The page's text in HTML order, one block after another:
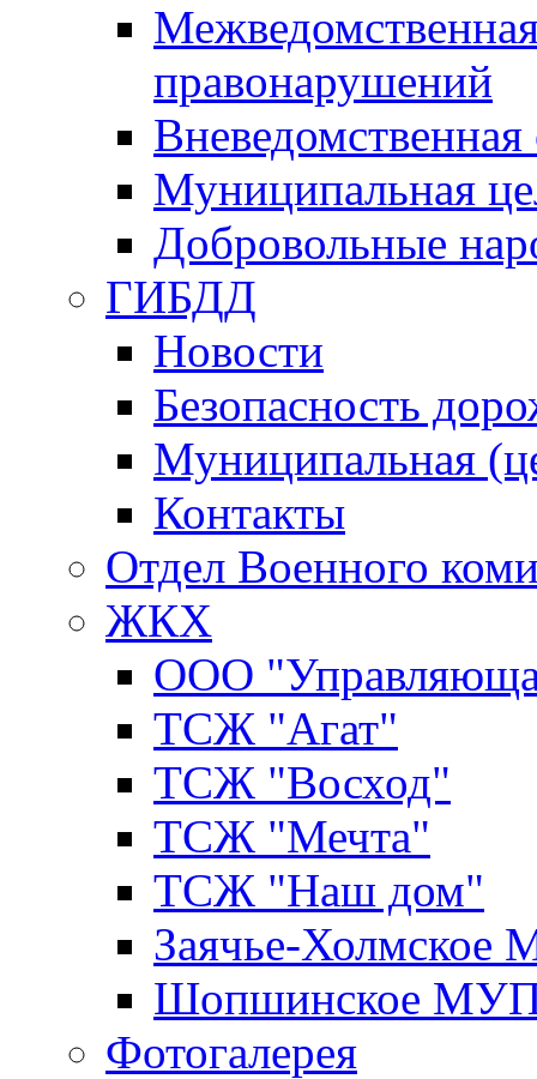
правонарушений
Вневедомственная
Муниципальная
Добровольные
ГИБДД
Новости
Безопасность
Муниципальная
Контакты
Отдел Военного
ЖКХ
ООО
ТСЖ "Агат"
ТСЖ "Восход"
ТСЖ "Мечта"
ТСЖ "Наш дом"
Заячье-
Шопшинское
Фотогалерея